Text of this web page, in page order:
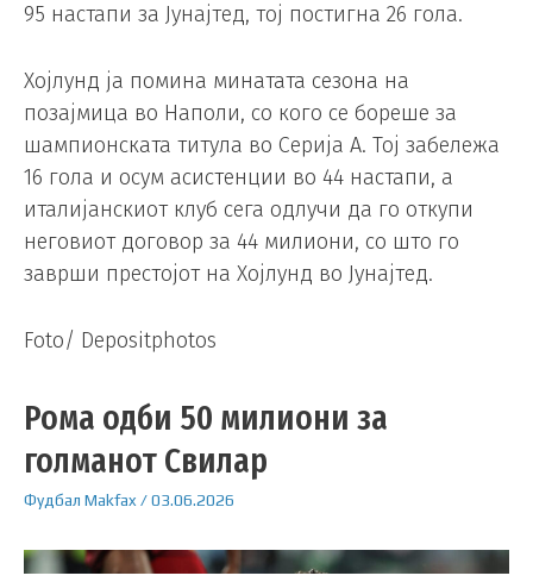
95 настапи за Јунајтед, тој постигна 26 гола.
Хојлунд ја помина минатата сезона на
позајмица во Наполи, со кого се бореше за
шампионската титула во Серија А. Тој забележа
16 гола и осум асистенции во 44 настапи, а
италијанскиот клуб сега одлучи да го откупи
неговиот договор за 44 милиони, со што го
заврши престојот на Хојлунд во Јунајтед.
Foto/ Depositphotos
Рома одби 50 милиони за
голманот Свилар
Фудбал Makfax /03.06.2026